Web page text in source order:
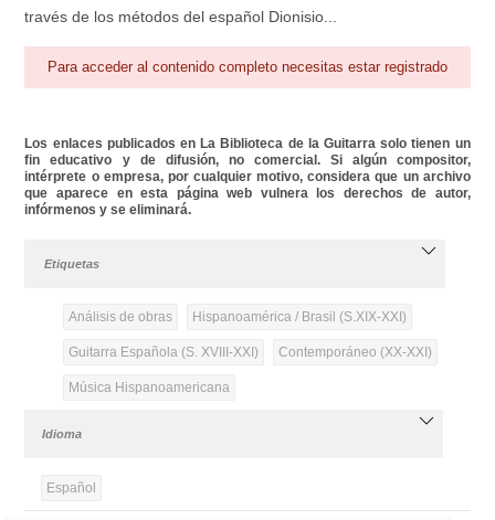
través de los métodos del español Dionisio...
Para acceder al contenido completo necesitas estar registrado
Los enlaces publicados en La Biblioteca de la Guitarra solo tienen un
fin educativo y de difusión, no comercial. Si algún compositor,
intérprete o empresa, por cualquier motivo, considera que un archivo
que aparece en esta página web vulnera los derechos de autor,
infórmenos y se eliminará.
Etiquetas
Análisis de obras Hispanoamérica / Brasil (S.XIX-XXI)
Guitarra Española (S. XVIII-XXI) Contemporáneo (XX-XXI)
Música Hispanoamericana
Idioma
Español